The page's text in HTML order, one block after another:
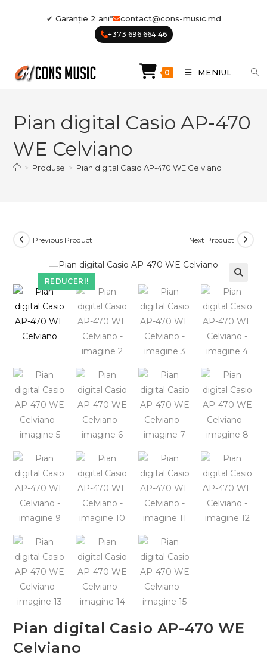
✔ Garanție 2 ani* contact@cons-music.md
+373 696 664 46
0 MENIUL
Pian digital Casio AP-470
WE Celviano
> Produse > Pian digital Casio AP-470 WE Celviano
REDUCERI!
Previous Product Next Product
Pian digital Casio AP-470 WE
Celviano